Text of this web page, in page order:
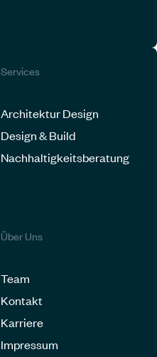
Services
Architektur Design
Design & Build
Nachhaltigkeitsberatung
Über Uns
Team
Kontakt
Karriere
Impressum